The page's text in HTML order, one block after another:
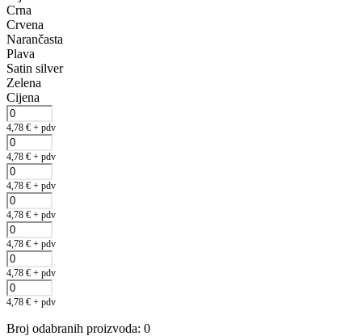
Crna
Crvena
Narančasta
Plava
Satin silver
Zelena
Cijena
4,78 € + pdv
4,78 € + pdv
4,78 € + pdv
4,78 € + pdv
4,78 € + pdv
4,78 € + pdv
4,78 € + pdv
Broj odabranih proizvoda: 0